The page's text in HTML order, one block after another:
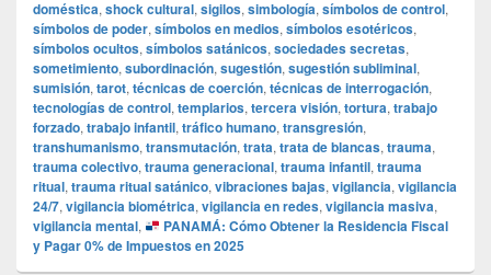
doméstica, shock cultural, sigilos, simbología, símbolos de control,
símbolos de poder, símbolos en medios, símbolos esotéricos,
símbolos ocultos, símbolos satánicos, sociedades secretas,
sometimiento, subordinación, sugestión, sugestión subliminal,
sumisión, tarot, técnicas de coerción, técnicas de interrogación,
tecnologías de control, templarios, tercera visión, tortura, trabajo
forzado, trabajo infantil, tráfico humano, transgresión,
transhumanismo, transmutación, trata, trata de blancas, trauma,
trauma colectivo, trauma generacional, trauma infantil, trauma
ritual, trauma ritual satánico, vibraciones bajas, vigilancia, vigilancia
24/7, vigilancia biométrica, vigilancia en redes, vigilancia masiva,
vigilancia mental,
PANAMÁ: Cómo Obtener la Residencia Fiscal
y Pagar 0% de Impuestos en 2025